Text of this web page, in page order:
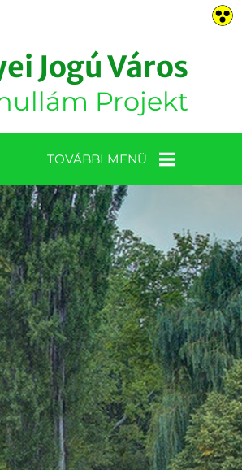
Jogú Város
Projekt
TOVÁBBI MENÜ
KONCEPCIÓK,
TERVEK
GALÉRIA